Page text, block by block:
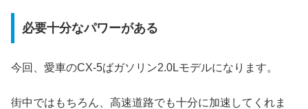
必要十分なパワーがある
今回、愛車のCX-5ばガソリン2.0Lモデルになります。
街中ではもちろん、高速道路でも十分に加速してくれま